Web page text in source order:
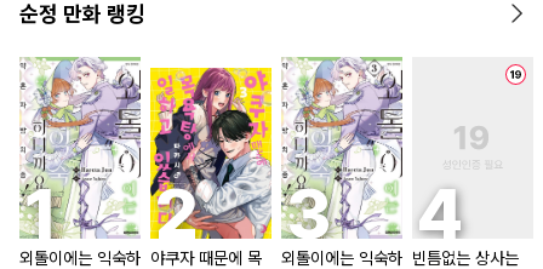
순정 만화 랭킹
외톨이에는 익숙하 야쿠자 때문에 목
외톨이에는 익숙하 빈틈없는 상사는